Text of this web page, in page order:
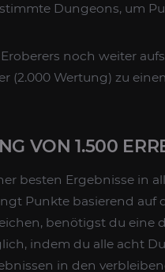
Dungeons, um
noch weiter
(2.000 Wertung) zu
VON 1.500
besten Ergebnisse in
Punkte basierend auf
benötigst du
indem du alle acht
in den